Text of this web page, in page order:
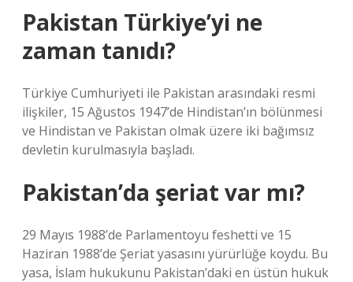
Pakistan Türkiye’yi ne
zaman tanıdı?
Türkiye Cumhuriyeti ile Pakistan arasındaki resmi
ilişkiler, 15 Ağustos 1947’de Hindistan’ın bölünmesi
ve Hindistan ve Pakistan olmak üzere iki bağımsız
devletin kurulmasıyla başladı.
Pakistan’da şeriat var mı?
29 Mayıs 1988’de Parlamentoyu feshetti ve 15
Haziran 1988’de Şeriat yasasını yürürlüğe koydu. Bu
yasa, İslam hukukunu Pakistan’daki en üstün hukuk